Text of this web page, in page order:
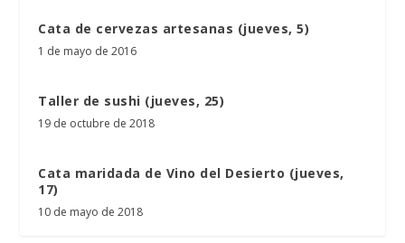
Cata de cervezas artesanas (jueves, 5)
1 de mayo de 2016
Taller de sushi (jueves, 25)
19 de octubre de 2018
Cata maridada de Vino del Desierto (jueves,
17)
10 de mayo de 2018